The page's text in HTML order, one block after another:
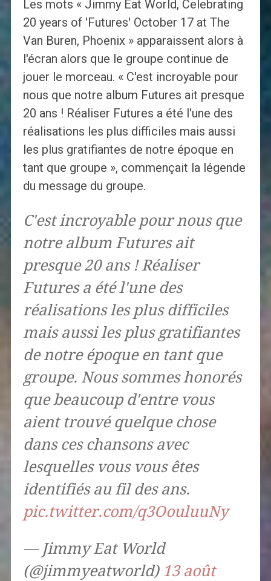
Les mots « Jimmy Eat World, Celebrating
20 years of 'Futures' October 17 at The
Van Buren, Phoenix » apparaissent alors à
l'écran alors que le groupe continue de
jouer le morceau. « C'est incroyable pour
nous que notre album Futures ait presque
20 ans ! Réaliser Futures a été l'une des
réalisations les plus difficiles mais aussi
les plus gratifiantes de notre époque en
tant que groupe », commençait la légende
du message du groupe.
C'est incroyable pour nous que
notre album Futures ait
presque 20 ans ! Réaliser
Futures a été l'une des
réalisations les plus difficiles
mais aussi les plus gratifiantes
de notre époque en tant que
groupe. Nous sommes honorés
que beaucoup d'entre vous
aient trouvé quelque chose
dans ces chansons avec
lesquelles vous vous êtes
identifiés au fil des ans.
pic.twitter.com/q3OouluuNy
— Jimmy Eat World
(@jimmyeatworld) 13 août